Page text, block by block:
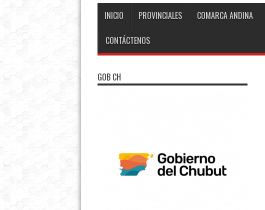
INICIO PROVINCIALES COMARCA ANDINA
CONTÁCTENOS
GOB CH